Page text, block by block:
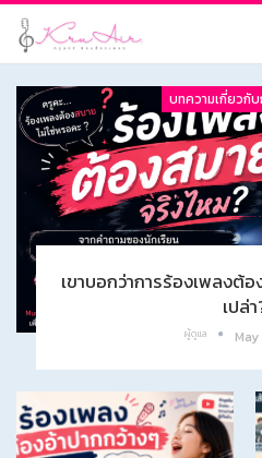
เขาบอกว่าการร้องเพลงต้
เปล่
ผู้ดูแล